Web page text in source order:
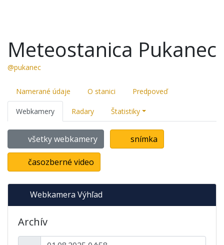
Meteostanica Pukanec
@pukanec
Namerané údaje O stanici Predpoveď
Webkamery Radary Štatistiky
všetky webkamery snímka
časozberné video
Webkamera Výhľad
Archív